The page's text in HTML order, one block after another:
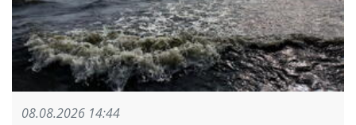
08.08.2026 14:44